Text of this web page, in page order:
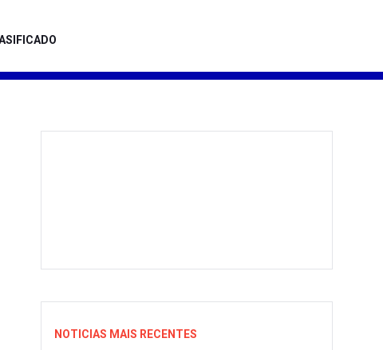
NOTICIAS MAIS RECENTES